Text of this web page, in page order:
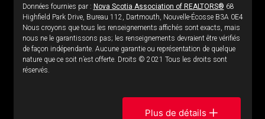
Données fournies par : Nova Scotia Association of REALTORS® 68
Highfield Park Drive, Bureau 112, Dartmouth, Nouvelle-Écosse B3A 0E4
Nous croyons que tous les renseignements affichés sont exacts, mais
nous ne le garantissons pas; les renseignements devraient être vérifiés
de façon indépendante. Aucune garantie ou représentation de quelque
nature que ce soit n’est offerte. Droits © 2021 Tous les droits sont
réservés.
Plus de détails